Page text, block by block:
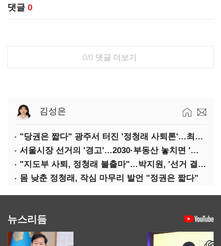
댓글 0
0/0 댓글 더보기
김성은
"당권은 짧다" 광주서 터진 '정청래 사퇴론'…최고위 '아수라장'
서울시장 선거의 '경고'…2030·부동산 놓치면 '총선도 대선도' 패배
"지도부 사퇴, 정청래 불출마"…박지원, '선거 결과 책임' 강조
몸 낮춘 정청래, 작심 마무리 발언 "정권은 짧다"
뉴스리듬